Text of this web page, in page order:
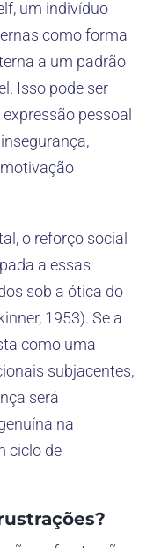
um indivíduo
como forma
a um padrão
Isso pode ser
pessoal
o reforço social
a essas
sob a ótica do
1953). Se a
como uma
subjacentes,
será
na
ciclo de